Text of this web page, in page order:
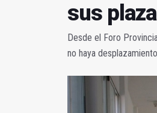
sus
Desde el Foro
no haya